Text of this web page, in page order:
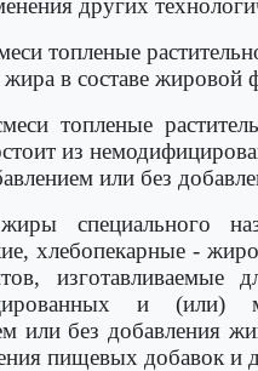
других
топленые
в составе жировой
топленые
из
или без
специального
хлебопекарные -
изготавливаемые
и (или)
или без добавления
пищевых добавок и